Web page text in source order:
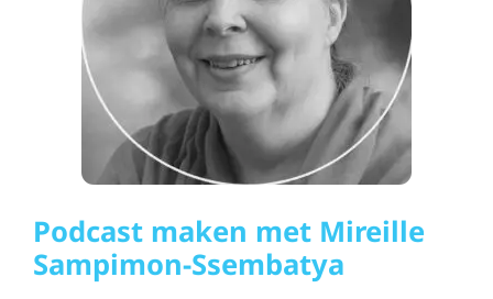
Podcast maken met Mireille
Sampimon-Ssembatya